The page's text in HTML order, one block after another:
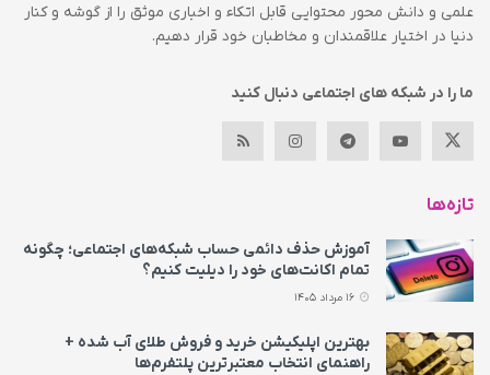
علمی و دانش محور محتوایی قابل اتکاء و اخباری موثق را از گوشه و کنار
دنیا در اختیار علاقمندان و مخاطبان خود قرار دهیم.
ما را در شبکه های اجتماعی دنبال کنید
تازه‌ها
آموزش حذف دائمی حساب شبکه‌های اجتماعی؛ چگونه
تمام اکانت‌های خود را دیلیت کنیم؟
بهترین اپلیکیشن خرید و فروش طلای آب شده +
راهنمای انتخاب معتبرترین پلتفرم‌ها